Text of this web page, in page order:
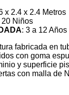
x 2.4 x 2.4 Metros
20 Niños
: 3 a 12 Años
fabricada en
con goma
y superficie
con malla de